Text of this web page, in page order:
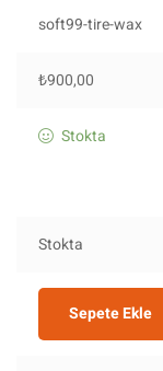
soft99-tire-wax
₺900,00
Stokta
Stokta
Sepete Ekle